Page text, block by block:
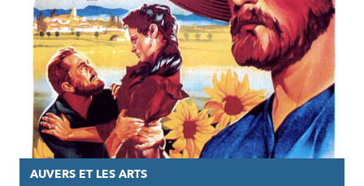
AUVERS ET LES ARTS